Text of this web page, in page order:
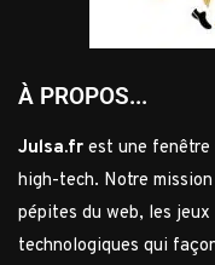
À PROPOS...
Julsa.fr est une fenêtre
high-tech. Notre
pépites du web, les
technologiques qui